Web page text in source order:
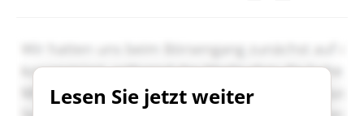
Lesen Sie jetzt weiter